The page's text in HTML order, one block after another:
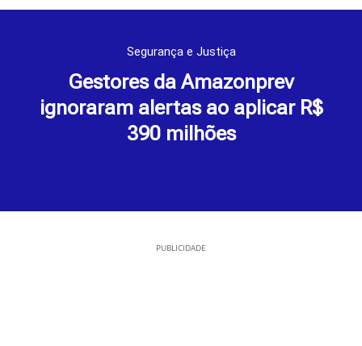
Segurança e Justiça
Gestores da Amazonprev
ignoraram alertas ao aplicar R$
390 milhões
PUBLICIDADE